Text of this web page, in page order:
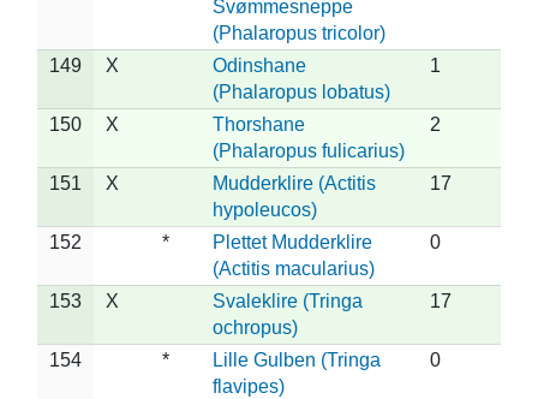
Svømmesneppe
(Phalaropus tricolor)
149 X
Odinshane
(Phalaropus lobatus)
1
150 X
Thorshane
(Phalaropus fulicarius)
2
151 X
Mudderklire (Actitis
hypoleucos)
17
152 *
Plettet Mudderklire
(Actitis macularius)
0
153 X
Svaleklire (Tringa
ochropus)
17
154 *
Lille Gulben (Tringa
flavipes)
0